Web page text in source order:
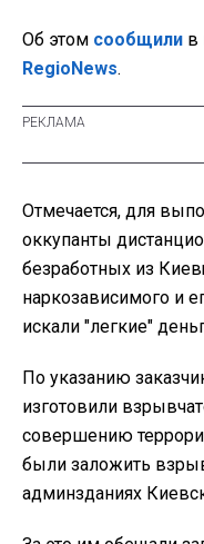
Об этом сообщили в
RegioNews.
Отмечается, для
оккупанты
безработных из
наркозависимого и
искали "легкие"
По указанию
изготовили
совершению
были заложить
админзданиях